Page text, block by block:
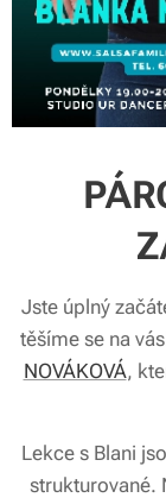
Jste úplný
těšíme se na
NOVÁKOVÁ,
Lekce s Blani
strukturované.